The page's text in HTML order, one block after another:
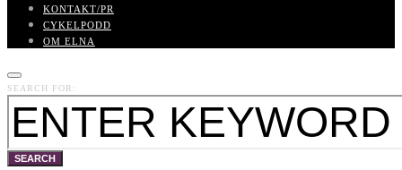
KONTAKT/PR
CYKELPODD
OM ELNA
SEARCH FOR:
SEARCH